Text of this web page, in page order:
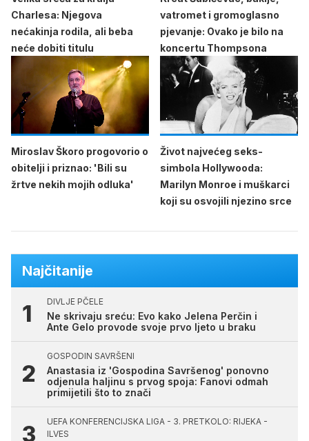
Charlesa: Njegova
nećakinja rodila, ali beba
neće dobiti titulu
vatromet i gromoglasno
pjevanje: Ovako je bilo na
koncertu Thompsona
Miroslav Škoro progovorio o
obitelji i priznao: 'Bili su
žrtve nekih mojih odluka'
Život najvećeg seks-
simbola Hollywooda:
Marilyn Monroe i muškarci
koji su osvojili njezino srce
Najčitanije
DIVLJE PČELE
Ne skrivaju sreću: Evo kako Jelena Perčin i
Ante Gelo provode svoje prvo ljeto u braku
GOSPODIN SAVRŠENI
Anastasia iz 'Gospodina Savršenog' ponovno
odjenula haljinu s prvog spoja: Fanovi odmah
primijetili što to znači
UEFA KONFERENCIJSKA LIGA - 3. PRETKOLO: RIJEKA -
ILVES